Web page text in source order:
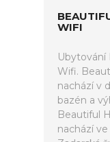
WIFI
Wifi.
nachází v
bazén a
Beautiful
nachází